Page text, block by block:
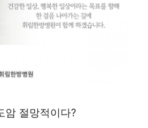
암 절망적이다?